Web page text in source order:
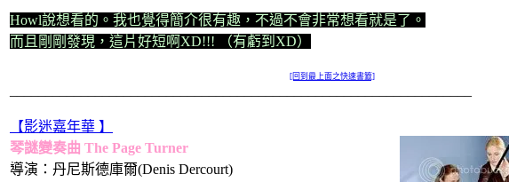
Howl說想看的。我也覺得簡介很有趣，不過不會非常想看就是了。
而且剛剛發現，這片好短啊XD!!! （有虧到XD）
[回到最上面之快速書籤]
【影迷嘉年華 】
琴謎變奏曲 The Page Turner
導演：丹尼斯德庫爾(Denis Dercourt)